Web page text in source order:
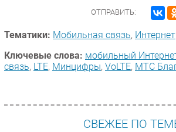
ОТПРАВИТЬ:
Тематики: Мобильная связь, Интернет
Ключевые слова: мобильный
связь, LTE, Минцифры, VoLTE, МТС
СВЕЖЕЕ ПО